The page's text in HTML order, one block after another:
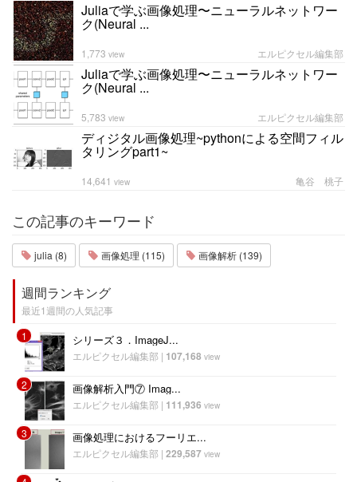
Juliaで学ぶ画像処理〜ニューラルネットワー
ク(Neural ...
エルピクセル編集部
1,773 view
Juliaで学ぶ画像処理〜ニューラルネットワー
ク(Neural ...
エルピクセル編集部
5,783 view
ディジタル画像処理~pythonによる空間フィル
タリングpart1~
亀谷 桃子
14,641 view
この記事のキーワード
julia (8) 画像処理 (115) 画像解析 (139)
週間ランキング
最近1週間の人気記事
1
シリーズ３．ImageJ...
エルピクセル編集部 | 107,168 view
2 画像解析入門⑦ Imag...
エルピクセル編集部 | 111,936 view
3 画像処理におけるフーリエ...
エルピクセル編集部 | 229,587 view